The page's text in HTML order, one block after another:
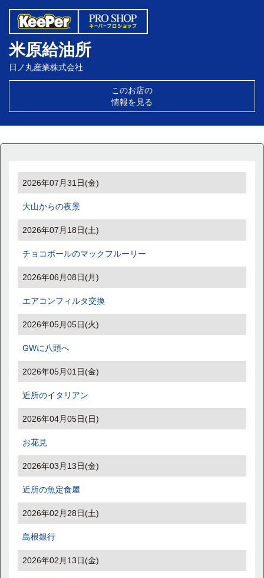
米原給油所
日ノ丸産業株式会社
このお店の
情報を見る
2026年07月31日(金)
大山からの夜景
2026年07月18日(土)
チョコボールのマックフルーリー
2026年06月08日(月)
エアコンフィルタ交換
2026年05月05日(火)
GWに八頭へ
2026年05月01日(金)
近所のイタリアン
2026年04月05日(日)
お花見
2026年03月13日(金)
近所の魚定食屋
2026年02月28日(土)
島根銀行
2026年02月13日(金)